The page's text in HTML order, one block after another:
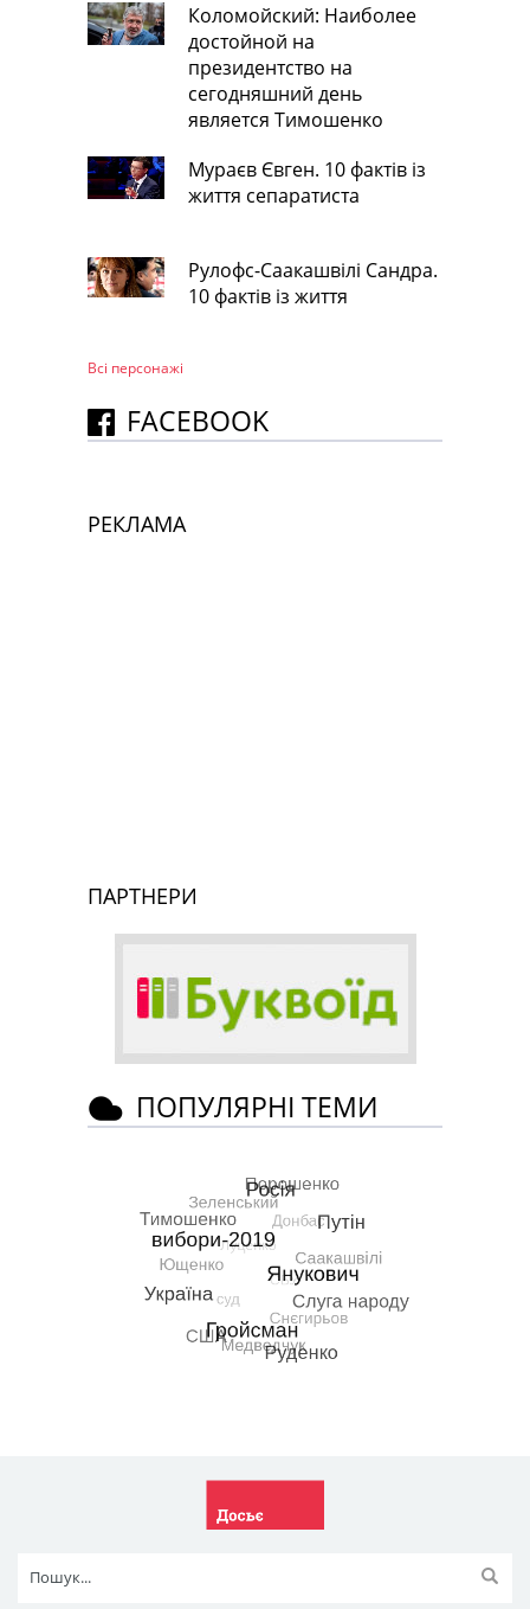
Коломойский: Наиболее
достойной на
президентство на
сегодняшний день
является Тимошенко
Мураєв Євген. 10 фактів із
життя сепаратиста
Рулофс-Саакашвілі Сандра.
10 фактів із життя
Всі персонажi
FACEBOOK
РЕКЛАМА
ПАРТНЕРИ
ПОПУЛЯРНІ ТЕМИ